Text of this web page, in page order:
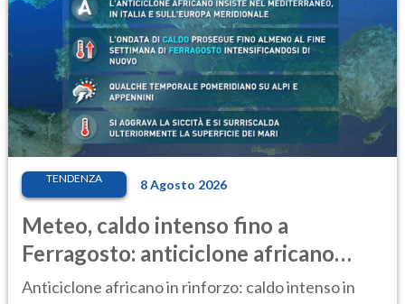
TENDENZA 8 Agosto 2026
Meteo, caldo intenso fino a
Ferragosto: anticiclone africano
ancora protagonista
Anticiclone africano in rinforzo: caldo intenso in